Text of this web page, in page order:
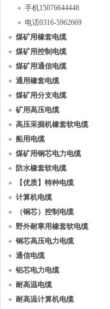
手机15076644448
电话0316-5962669
煤矿用橡套电缆
煤矿用控制电缆
煤矿用通信电缆
通用橡套电缆
煤矿用分支电缆
矿用高压电缆
高压采掘机橡套软电缆
船用电缆
煤矿用铜芯电力电缆
防水橡套软电缆
【优质】特种电缆
计算机电缆
（铜芯）控制电缆
野外耐寒用橡套软电缆
铜芯高压电力电缆
通信电缆
铝芯电力电缆
耐高温电缆
耐高温计算机电缆